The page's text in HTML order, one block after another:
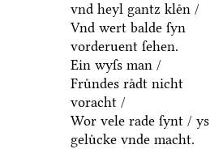
vnd heyl gantz kleͤn /
Vnd wert balde ſyn
vorderuent ſehen.
Ein wyſs man /
Fruͤndes raͤdt nicht
voracht /
Wor vele rade ſynt / ys
geluͤcke vnde macht.